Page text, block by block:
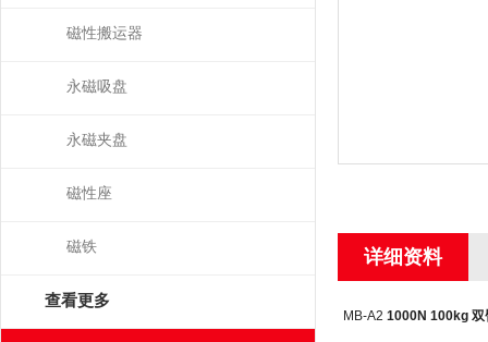
磁性搬运器
永磁吸盘
永磁夹盘
磁性座
磁铁
查看更多
详细资料
MB-A2 1000N 100kg 双